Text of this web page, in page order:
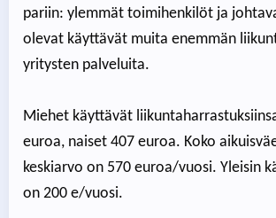
pariin: ylemmät toimihenkilöt ja
olevat käyttävät muita enemmän
yritysten palveluita.
Miehet käyttävät
euroa, naiset 407 euroa. Koko
keskiarvo on 570 euroa/vuosi. Yleisin
on 200 e/vuosi.